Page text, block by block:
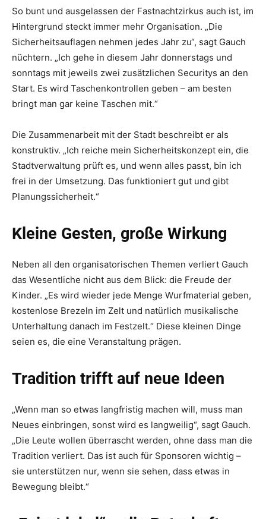
So bunt und ausgelassen der Fastnachtzirkus auch ist, im
Hintergrund steckt immer mehr Organisation. „Die
Sicherheitsauflagen nehmen jedes Jahr zu“, sagt Gauch
nüchtern. „Ich gehe in diesem Jahr donnerstags und
sonntags mit jeweils zwei zusätzlichen Securitys an den
Start. Es wird Taschenkontrollen geben – am besten
bringt man gar keine Taschen mit.“
Die Zusammenarbeit mit der Stadt beschreibt er als
konstruktiv. „Ich reiche mein Sicherheitskonzept ein, die
Stadtverwaltung prüft es, und wenn alles passt, bin ich
frei in der Umsetzung. Das funktioniert gut und gibt
Planungssicherheit.“
Kleine Gesten, große Wirkung
Neben all den organisatorischen Themen verliert Gauch
das Wesentliche nicht aus dem Blick: die Freude der
Kinder. „Es wird wieder jede Menge Wurfmaterial geben,
kostenlose Brezeln im Zelt und natürlich musikalische
Unterhaltung danach im Festzelt.“ Diese kleinen Dinge
seien es, die eine Veranstaltung prägen.
Tradition trifft auf neue Ideen
„Wenn man so etwas langfristig machen will, muss man
Neues einbringen, sonst wird es langweilig“, sagt Gauch.
„Die Leute wollen überrascht werden, ohne dass man die
Tradition verliert. Das ist auch für Sponsoren wichtig –
sie unterstützen nur, wenn sie sehen, dass etwas in
Bewegung bleibt.“